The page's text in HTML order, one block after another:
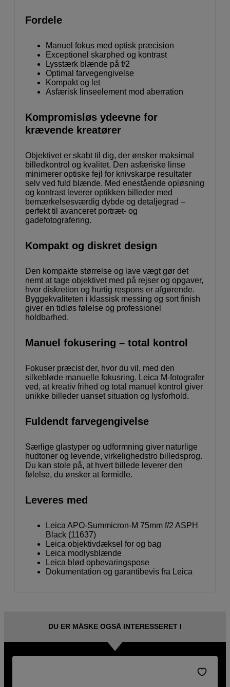
Fordele
Manuel fokus med optisk præcision
Exceptionel skarphed og kontrast
Lysstærk blænde på f/2
Optimal farvegengivelse
Kompakt og let
Asfærisk linseelement mod aberration
Kompromisløs ydeevne for
krævende kreatører
Objektivet er skabt til dig, der ønsker maksimal
billedkontrol og kvalitet. Den asfæriske linse
minimerer optiske fejl for knivskarpe resultater
selv ved fuld blænde. Med enestående opløsning
og kontrast leverer optikken billeder med
bemærkelsesværdig dybde og detaljegrad –
perfekt til avanceret portræt- og
gadefotografering.
Kompakt og diskret design
Den kompakte størrelse og lave vægt gør det
nemt at tage objektivet med på rejser og opgaver,
hvor diskretion og hurtig respons er afgørende.
Byggekvaliteten i klassisk messing og sort finish
giver en tidløs følelse og professionel
holdbarhed.
Manuel fokusering – total kontrol
Fokuser præcist der, hvor du vil, med den
silkebløde manuelle fokusring. Leica M-fotografer
ved, at kreativ frihed og total manuel kontrol giver
unikke billeder uanset situation og lysforhold.
Fuldendt farvegengivelse
Særlige glastyper og udformning giver naturlige
hudtoner og levende, virkelighedstro billedsprog.
Du kan stole på, at hvert billede leverer den
følelse, du ønsker at formidle.
Leveres med
Leica APO-Summicron-M 75mm f/2 ASPH
Black (11637)
Leica objektivdæksel for og bag
Leica modlysblænde
Leica blød opbevaringspose
Dokumentation og garantibevis fra Leica
DU ER MÅSKE OGSÅ INTERESSERET I